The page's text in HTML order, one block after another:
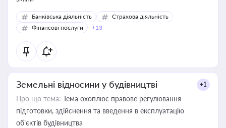
Банківська діяльність
Страхова діяльність
Фінансові послуги
+13
Земельні відносини у будівництві +1
Про що тема: Тема охоплює правове регулювання
підготовки, здійснення та введення в експлуатацію
об’єктів будівництва